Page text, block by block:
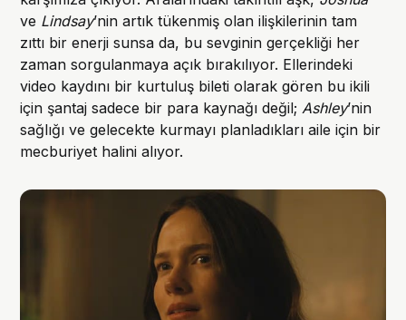
ve Lindsay’nin artık tükenmiş olan ilişkilerinin tam
zıttı bir enerji sunsa da, bu sevginin gerçekliği her
zaman sorgulanmaya açık bırakılıyor. Ellerindeki
video kaydını bir kurtuluş bileti olarak gören bu ikili
için şantaj sadece bir para kaynağı değil;Ashley’nin
sağlığı ve gelecekte kurmayı planladıkları aile için bir
mecburiyet halini alıyor.